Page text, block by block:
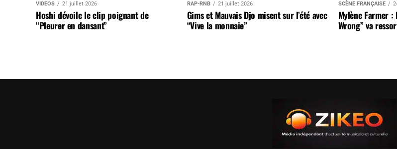
VIDEOS 21 juillet 2026
Hoshi dévoile le clip poignant de
“Pleurer en dansant”
RAP-RNB 21 juillet 2026
Gims et Mauvais Djo misent sur l’été avec
“Vive la monnaie”
SCÈNE FRANÇAISE
Mylène Farmer
Wrong” va